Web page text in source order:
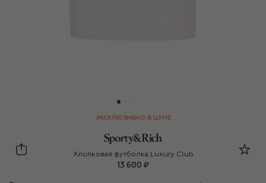
ЭКСКЛЮЗИВНО В ЦУМЕ
Sporty and Rich
Хлопковая футболка Luxury Club
13 600 ₽